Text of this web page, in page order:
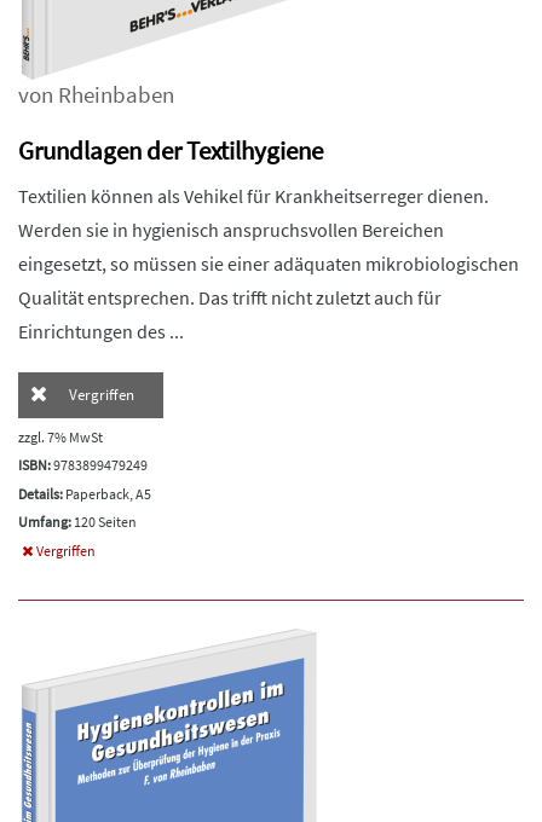
von Rheinbaben
Grundlagen der Textilhygiene
Textilien können als Vehikel für Krankheitserreger dienen.
Werden sie in hygienisch anspruchsvollen Bereichen
eingesetzt, so müssen sie einer adäquaten mikrobiologischen
Qualität entsprechen. Das trifft nicht zuletzt auch für
Einrichtungen des ...
Vergriffen
zzgl. 7% MwSt
ISBN:9783899479249
Details: Paperback, A5
Umfang: 120 Seiten
Vergriffen